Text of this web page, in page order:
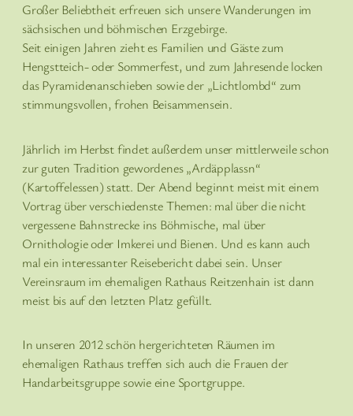
Großer Beliebtheit erfreuen sich unsere Wanderungen im
sächsischen und böhmischen Erzgebirge.
Seit einigen Jahren zieht es Familien und Gäste zum
Hengstteich- oder Sommerfest, und zum Jahresende locken
das Pyramidenanschieben sowie der „Lichtlombd“ zum
stimmungsvollen, frohen Beisammensein.
Jährlich im Herbst findet außerdem unser mittlerweile schon
zur guten Tradition gewordenes „Ardäpplassn“
(Kartoffelessen) statt. Der Abend beginnt meist mit einem
Vortrag über verschiedenste Themen: mal über die nicht
vergessene Bahnstrecke ins Böhmische, mal über
Ornithologie oder Imkerei und Bienen. Und es kann auch
mal ein interessanter Reisebericht dabei sein. Unser
Vereinsraum im ehemaligen Rathaus Reitzenhain ist dann
meist bis auf den letzten Platz gefüllt.
In unseren 2012 schön hergerichteten Räumen im
ehemaligen Rathaus treffen sich auch die Frauen der
Handarbeitsgruppe sowie eine Sportgruppe.